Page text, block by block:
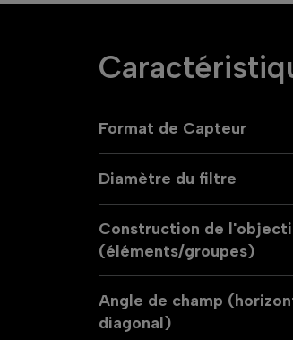
Format de Capteur
Diamètre du filtre
Construction de
(éléments/groupes)
Angle de champ
diagonal)